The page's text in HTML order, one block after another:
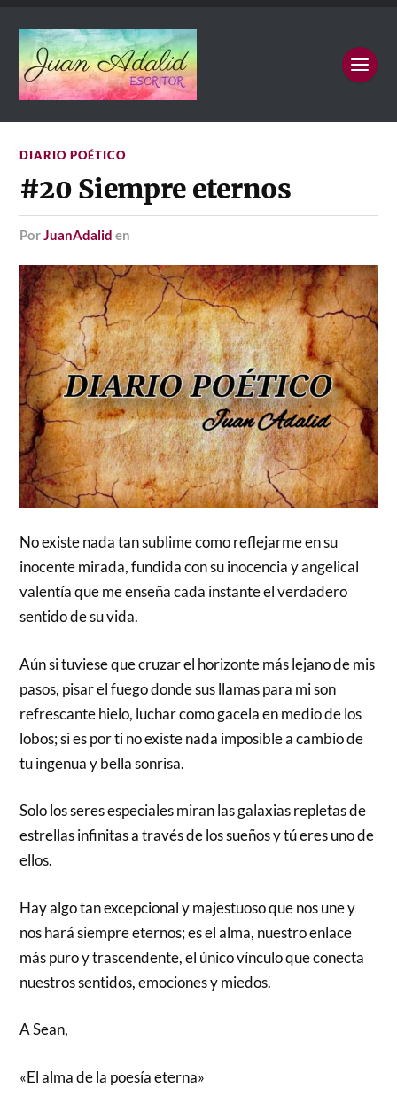
DIARIO POÉTICO
#20 Siempre eternos
porJuanAdalid en
No existe nada tan sublime como reflejarme en su
inocente mirada, fundida con su inocencia y angelical
valentía que me enseña cada instante el verdadero
sentido de su vida.
Aún si tuviese que cruzar el horizonte más lejano de mis
pasos, pisar el fuego donde sus llamas para mi son
refrescante hielo, luchar como gacela en medio de los
lobos; si es por ti no existe nada imposible a cambio de
tu ingenua y bella sonrisa.
Solo los seres especiales miran las galaxias repletas de
estrellas infinitas a través de los sueños y tú eres uno de
ellos.
Hay algo tan excepcional y majestuoso que nos une y
nos hará siempre eternos; es el alma, nuestro enlace
más puro y trascendente, el único vínculo que conecta
nuestros sentidos, emociones y miedos.
A Sean,
«El alma de la poesía eterna»